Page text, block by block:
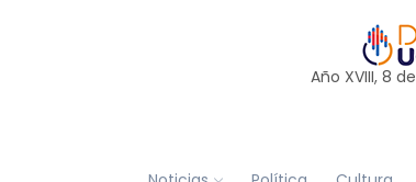
Año XVIII, 8 de